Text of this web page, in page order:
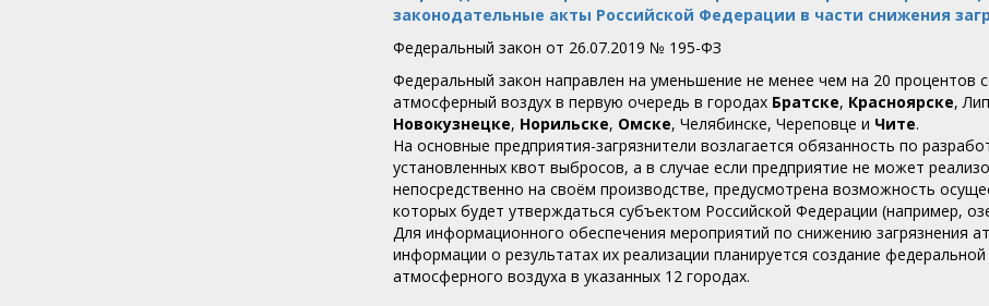
законодательные акты Российской Федерации в части снижения
Федеральный закон от 26.07.2019 № 195-ФЗ
Федеральный закон направлен на уменьшение не менее чем на 20
атмосферный воздух в первую очередь в городах Братске, Красноярске,
Новокузнецке, Норильске, Омске, Челябинске, Череповце и Чите.
На основные предприятия-загрязнители возлагается обязанность по
установленных квот выбросов, а в случае если предприятие не может
непосредственно на своём производстве, предусмотрена возможность
которых будет утверждаться субъектом Российской Федерации (например,
Для информационного обеспечения мероприятий по снижению загрязнения
информации о результатах их реализации планируется создание
атмосферного воздуха в указанных 12 городах.